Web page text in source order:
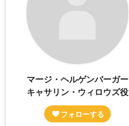
マージ・ヘルゲンバーガー
キャサリン・ウィロウズ役